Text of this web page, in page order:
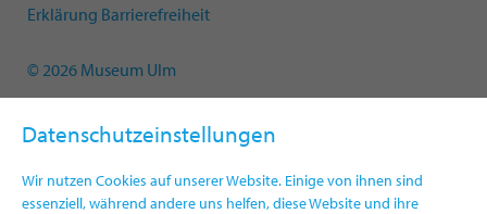
Datenschutzeinstellungen
Wir nutzen Cookies auf unserer Website. Einige von ihnen sind
essenziell, während andere uns helfen, diese Website und ihre
Erklärung Barrierefreiheit
© 2026 Museum Ulm